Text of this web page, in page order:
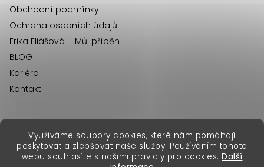
Využíváme soubory cookies, které nám pomáhají
poskytovat a zlepšovat naše služby. Používáním tohoto
webu souhlasíte s našimi pravidly pro cookies. Další
Obchodní podmínky
Ochrana osobních údajů
Erika Eliášová – Můj příběh
BLOG
Kariéra
Kontakt
Vytvořil Shoptet Premium
Copyright 2026Erika Fashion. Všechna práva vyhrazena.
erikafashion.sk